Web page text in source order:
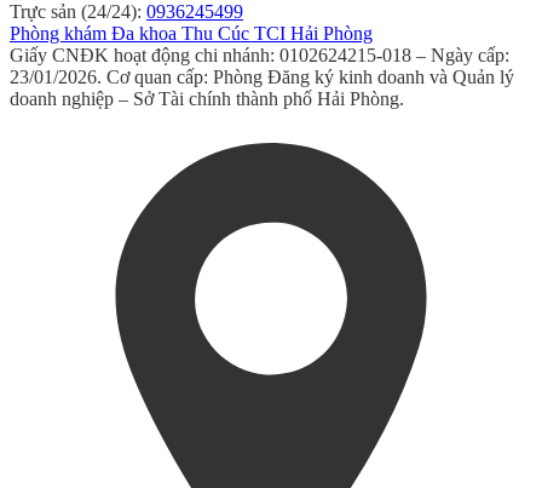
Trực sản (24/24): 0936245499
Phòng khám Đa khoa Thu Cúc TCI Hải Phòng
Giấy CNĐK hoạt động chi nhánh: 0102624215-018 – Ngày cấp:
23/01/2026. Cơ quan cấp: Phòng Đăng ký kinh doanh và Quản lý
doanh nghiệp – Sở Tài chính thành phố Hải Phòng.